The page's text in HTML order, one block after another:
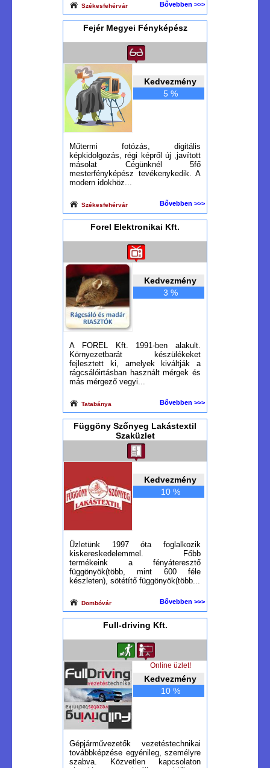
Székesfehérvár Bővebben >>>
Fejér Megyei Fényképész
Kedvezmény
5 %
Műtermi fotózás, digitális
képkidolgozás, régi képről új ,javított
másolat Cégünknél 5fő
mesterfényképész tevékenykedik. A
modern idokhöz...
Székesfehérvár Bővebben >>>
Forel Elektronikai Kft.
Kedvezmény
3 %
A FOREL Kft. 1991-ben alakult.
Környezetbarát készülékeket
fejlesztett ki, amelyek kiváltják a
rágcsálóirtásban használt mérgek és
más mérgező vegyi...
Tatabánya Bővebben >>>
Függöny Szőnyeg Lakástextil
Szaküzlet
Kedvezmény
10 %
Üzletünk 1997 óta foglalkozik
kiskereskedelemmel. Főbb
termékeink a fényáteresztő
függönyök(több, mint 600 féle
készleten), sötétítő függönyök(több...
Dombóvár Bővebben >>>
Full-driving Kft.
Kedvezmény
10 %
Online üzlet!
Gépjárművezetők vezetéstechnikai
továbbképzése egyénileg, személyre
szabva. Közvetlen kapcsolaton